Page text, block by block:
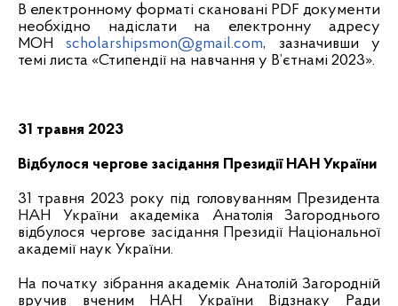
В електронному форматі скановані PDF документи
необхідно надіслати на електронну адресу
МОНscholarshipsmon@gmail.com, зазначивши у
темі листа «Стипендії на навчання у В’єтнамі 2023».
31 травня 2023
Відбулося чергове засідання Президії НАН України
31 травня 2023 року під головуванням Президента
НАН України академіка Анатолія Загороднього
відбулося чергове засідання Президії Національної
академії наук України.
На початку зібрання академік Анатолій Загородній
вручив вченим НАН України Відзнаку Ради